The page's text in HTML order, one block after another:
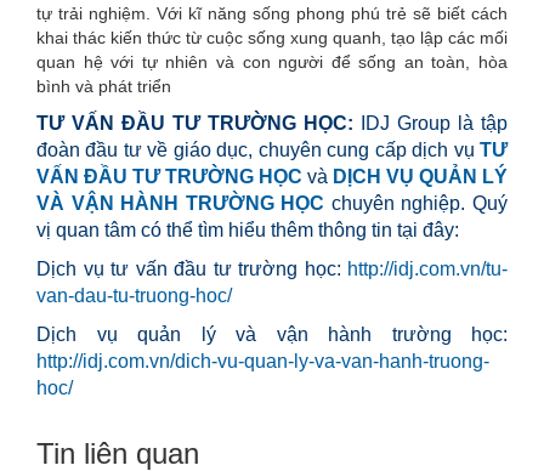
tự trải nghiệm. Với kĩ năng sống phong phú trẻ sẽ biết cách
khai thác kiến thức từ cuộc sống xung quanh, tạo lập các mối
quan hệ với tự nhiên và con người để sống an toàn, hòa
bình và phát triển
TƯ VẤN ĐẦU TƯ TRƯỜNG HỌC: IDJ Group là tập
đoàn đầu tư về giáo dục, chuyên cung cấp dịch vụ TƯ
VẤN ĐẦU TƯ TRƯỜNG HỌC và DỊCH VỤ QUẢN LÝ
VÀ VẬN HÀNH TRƯỜNG HỌC chuyên nghiệp. Quý
vị quan tâm có thể tìm hiểu thêm thông tin tại đây:
Dịch vụ tư vấn đầu tư trường học: http://idj.com.vn/tu-
van-dau-tu-truong-hoc/
Dịch vụ quản lý và vận hành trường học:
http://idj.com.vn/dich-vu-quan-ly-va-van-hanh-truong-
hoc/
Tin liên quan